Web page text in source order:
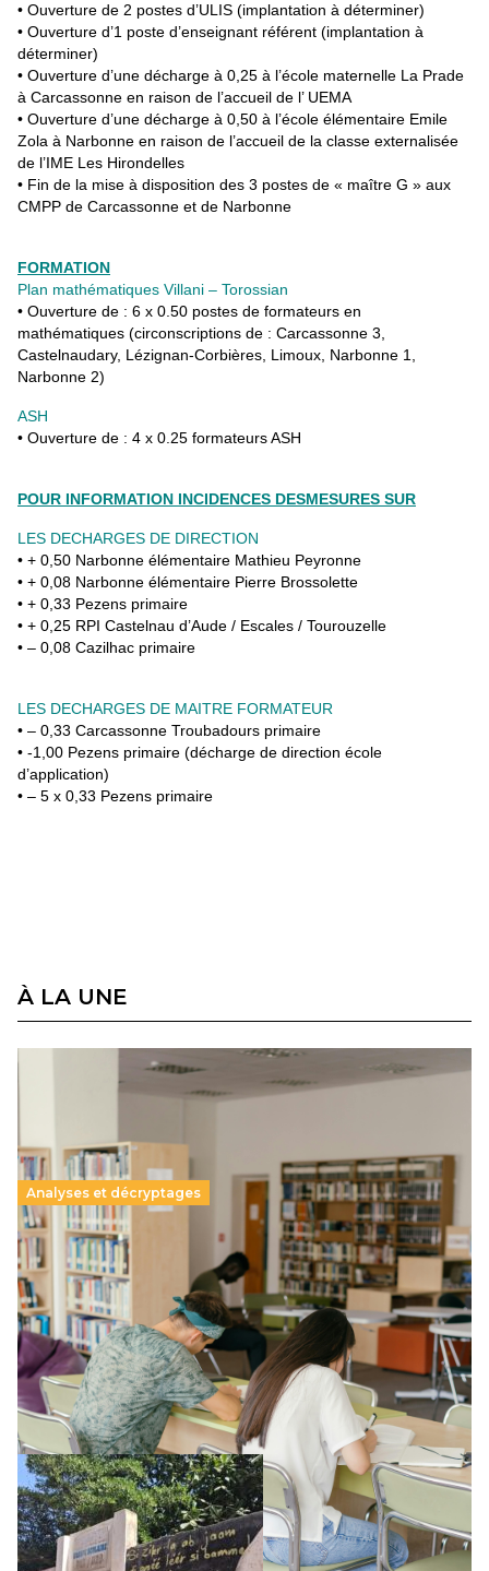
• Ouverture de 2 postes d’ULIS (implantation à déterminer)
• Ouverture d’1 poste d’enseignant référent (implantation à
déterminer)
• Ouverture d’une décharge à 0,25 à l’école maternelle La Prade
à Carcassonne en raison de l’accueil de l’ UEMA
• Ouverture d’une décharge à 0,50 à l’école élémentaire Emile
Zola à Narbonne en raison de l’accueil de la classe externalisée
de l’IME Les Hirondelles
• Fin de la mise à disposition des 3 postes de « maître G » aux
CMPP de Carcassonne et de Narbonne
FORMATION
Plan mathématiques Villani – Torossian
• Ouverture de : 6 x 0.50 postes de formateurs en
mathématiques (circonscriptions de : Carcassonne 3,
Castelnaudary, Lézignan-Corbières, Limoux, Narbonne 1,
Narbonne 2)
ASH
• Ouverture de : 4 x 0.25 formateurs ASH
POUR INFORMATION INCIDENCES DESMESURES SUR
LES DECHARGES DE DIRECTION
• + 0,50 Narbonne élémentaire Mathieu Peyronne
• + 0,08 Narbonne élémentaire Pierre Brossolette
• + 0,33 Pezens primaire
• + 0,25 RPI Castelnau d’Aude / Escales / Tourouzelle
• – 0,08 Cazilhac primaire
LES DECHARGES DE MAITRE FORMATEUR
• – 0,33 Carcassonne Troubadours primaire
• -1,00 Pezens primaire (décharge de direction école
d’application)
• – 5 x 0,33 Pezens primaire
À LA UNE
Analyses et décryptages
Supérieur privé : une dérive qui met à mal la
promesse républicaine
11 juillet 2026-
Le projet de loi sur la régulation de l’enseignement
supérieur privé met en lumière l’amplification d’un système
qui relègue l’acte pédagogique au superfétatoire, voire à…
Lire la suite →